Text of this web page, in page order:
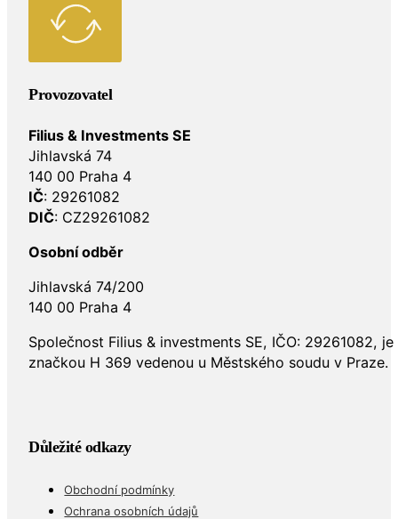
Provozovatel
Filius & Investments SE
Jihlavská 74
140 00 Praha 4
IČ: 29261082
DIČ: CZ29261082
Osobní odběr
Jihlavská 74/200
140 00 Praha 4
Společnost Filius & investments SE, IČO: 29261082,
značkou H 369 vedenou u Městského soudu v Praze.
Důležité odkazy
Obchodní podmínky
Ochrana osobních údajů